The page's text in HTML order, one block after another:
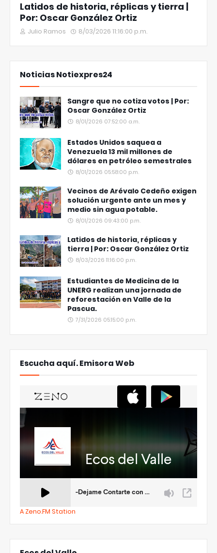
Latidos de historia, réplicas y tierra |
Por: Oscar González Ortiz
Julio Ramos 8/03/2026 11:16:00 p.m.
Noticias Notiexpres24
Sangre que no cotiza votos | Por:
Oscar González Ortiz
8/01/2026 07:52:00 a.m.
Estados Unidos saquea a
Venezuela 13 mil millones de
dólares en petróleo semestrales
8/01/2026 05:58:00 p.m.
Vecinos de Arévalo Cedeño exigen
solución urgente ante un mes y
medio sin agua potable.
8/01/2026 09:43:00 p.m.
Latidos de historia, réplicas y
tierra | Por: Oscar González Ortiz
8/03/2026 11:16:00 p.m.
Estudiantes de Medicina de la
UNERG realizan una jornada de
reforestación en Valle de la
Pascua.
7/31/2026 05:15:00 p.m.
Escucha aquí. Emisora Web
A Zeno.FM Station